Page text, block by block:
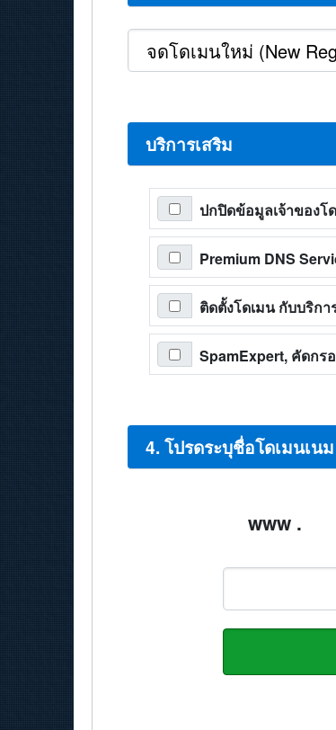
บริการเสริม
ปกปิดข้อมูลเจ้าของโ
Premium DNS
ติดตั้งโดเมน กับบริก
SpamExpert, คัดกร
4. โปรดระบุชื่อโดเมนเน
www .